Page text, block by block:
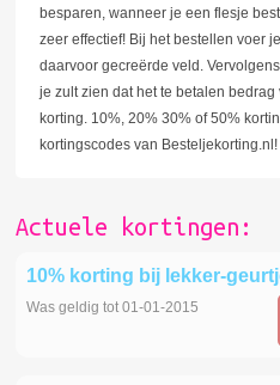
besparen, wanneer je een flesje
zeer effectief! Bij het bestellen voer
daarvoor gecreërde veld.
je zult zien dat het te betalen
korting. 10%, 20% 30% of 50%
kortingscodes van Besteljekorting.nl!
Actuele kortingen:
10% korting bij lekker-
Was geldig tot 01-01-2015